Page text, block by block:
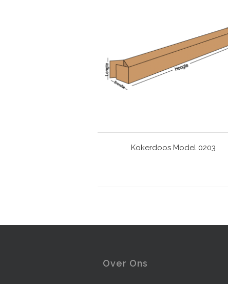
Kokerdoos Model 0203
Over Ons